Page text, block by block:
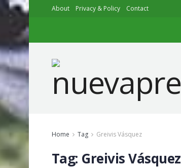
About Privacy & Policy Contact
Home Tag Greivis Vásquez
Tag: Greivis Vásquez